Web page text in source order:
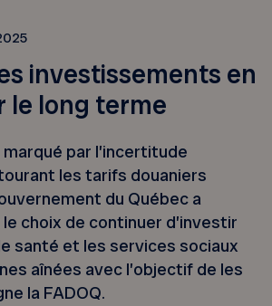
investissements en
le long terme
par l’incertitude
les tarifs douaniers
du Québec a
choix de continuer d’investir
santé et les services sociaux
aînées avec l’objectif de les
la FADOQ.